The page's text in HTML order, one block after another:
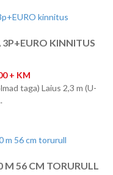
KINNITUS
+ KM
taga) Laius 2,3 m (U-
M 56 CM TORURULL